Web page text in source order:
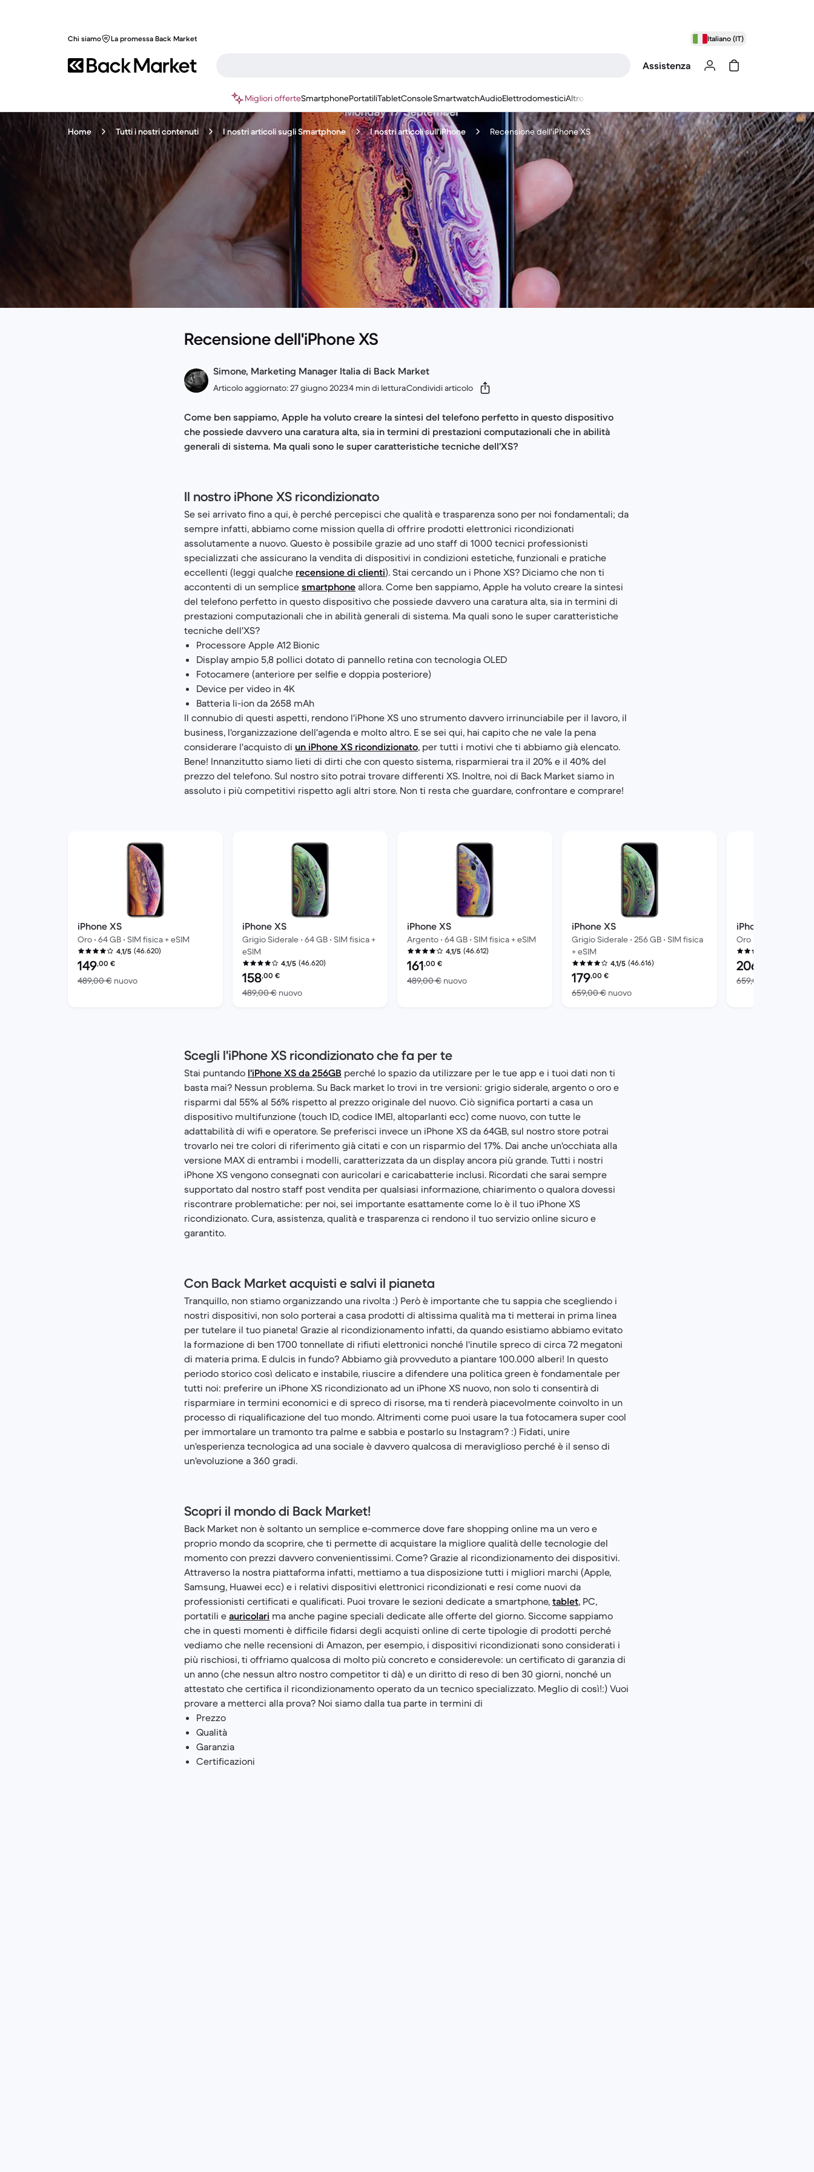
Chi siamo La promessa Back Market Italiano (IT)
Assistenza
Migliori offerteSmartphonePortatiliTabletConsoleSmartwatchAudioElettrodomesticiAltro
Home Tutti i nostri contenuti I nostri articoli sugli Smartphone I nostri articoli sull'iPhone Recensione dell'iPhone XS
Recensione dell'iPhone XS
Simone, Marketing Manager Italia di Back Market
Articolo aggiornato: 27 giugno 20234 min di letturaCondividi articolo
Come ben sappiamo, Apple ha voluto creare la sintesi del telefono perfetto in questo dispositivo
che possiede davvero una caratura alta, sia in termini di prestazioni computazionali che in abilità
generali di sistema. Ma quali sono le super caratteristiche tecniche dell'XS?
Il nostro iPhone XS ricondizionato
Se sei arrivato fino a qui, è perché percepisci che qualità e trasparenza sono per noi fondamentali; da
sempre infatti, abbiamo come mission quella di offrire prodotti elettronici ricondizionati
assolutamente a nuovo. Questo è possibile grazie ad uno staff di 1000 tecnici professionisti
specializzati che assicurano la vendita di dispositivi in condizioni estetiche, funzionali e pratiche
eccellenti (leggi qualche recensione di clienti). Stai cercando un i Phone XS? Diciamo che non ti
accontenti di un semplice smartphone allora. Come ben sappiamo, Apple ha voluto creare la sintesi
del telefono perfetto in questo dispositivo che possiede davvero una caratura alta, sia in termini di
prestazioni computazionali che in abilità generali di sistema. Ma quali sono le super caratteristiche
tecniche dell'XS?
Processore Apple A12 Bionic
Display ampio 5,8 pollici dotato di pannello retina con tecnologia OLED
Fotocamere (anteriore per selfie e doppia posteriore)
Device per video in 4K
Batteria li-ion da 2658 mAh
Il connubio di questi aspetti, rendono l'iPhone XS uno strumento davvero irrinunciabile per il lavoro, il
business, l'organizzazione dell'agenda e molto altro. E se sei qui, hai capito che ne vale la pena
considerare l'acquisto di un iPhone XS ricondizionato, per tutti i motivi che ti abbiamo già elencato.
Bene! Innanzitutto siamo lieti di dirti che con questo sistema, risparmierai tra il 20% e il 40% del
prezzo del telefono. Sul nostro sito potrai trovare differenti XS. Inoltre, noi di Back Market siamo in
assoluto i più competitivi rispetto agli altri store. Non ti resta che guardare, confrontare e comprare!
iPhone XS
Oro • 64 GB • SIM fisica + eSIM
4,1/5 (46.620)
Prezzo del ricondizionato:
149,00 €
489,00 € nuovoRispetto a 489,00 € del nuovo
iPhone XS
Grigio Siderale • 64 GB • SIM fisica +
eSIM
4,1/5 (46.620)
Prezzo del ricondizionato:
158,00 €
489,00 € nuovoRispetto a 489,00 € del nuovo
iPhone XS
Argento • 64 GB • SIM fisica + eSIM
4,1/5 (46.612)
Prezzo del ricondizionato:
161,00 €
489,00 € nuovoRispetto a 489,00 € del nuovo
iPhone XS
Grigio Siderale • 256 GB • SIM fisica
+ eSIM
4,1/5 (46.616)
Prezzo del ricondizionato:
179,00 €
659,00 € nuovoRispetto a 659,00 € del nuovo
iPhone XS
Oro • 256 GB • SIM
Prezzo del
206
659,00 €
Scegli l'iPhone XS ricondizionato che fa per te
Stai puntando l'iPhone XS da 256GB perché lo spazio da utilizzare per le tue app e i tuoi dati non ti
basta mai? Nessun problema. Su Back market lo trovi in tre versioni: grigio siderale, argento o oro e
risparmi dal 55% al 56% rispetto al prezzo originale del nuovo. Ciò significa portarti a casa un
dispositivo multifunzione (touch ID, codice IMEI, altoparlanti ecc) come nuovo, con tutte le
adattabilità di wifi e operatore. Se preferisci invece un iPhone XS da 64GB, sul nostro store potrai
trovarlo nei tre colori di riferimento già citati e con un risparmio del 17%. Dai anche un'occhiata alla
versione MAX di entrambi i modelli, caratterizzata da un display ancora più grande. Tutti i nostri
iPhone XS vengono consegnati con auricolari e caricabatterie inclusi. Ricordati che sarai sempre
supportato dal nostro staff post vendita per qualsiasi informazione, chiarimento o qualora dovessi
riscontrare problematiche: per noi, sei importante esattamente come lo è il tuo iPhone XS
ricondizionato. Cura, assistenza, qualità e trasparenza ci rendono il tuo servizio online sicuro e
garantito.
Con Back Market acquisti e salvi il pianeta
Tranquillo, non stiamo organizzando una rivolta :) Però è importante che tu sappia che scegliendo i
nostri dispositivi, non solo porterai a casa prodotti di altissima qualità ma ti metterai in prima linea
per tutelare il tuo pianeta! Grazie al ricondizionamento infatti, da quando esistiamo abbiamo evitato
la formazione di ben 1700 tonnellate di rifiuti elettronici nonché l'inutile spreco di circa 72 megatoni
di materia prima. E dulcis in fundo? Abbiamo già provveduto a piantare 100.000 alberi! In questo
periodo storico così delicato e instabile, riuscire a difendere una politica green è fondamentale per
tutti noi: preferire un iPhone XS ricondizionato ad un iPhone XS nuovo, non solo ti consentirà di
risparmiare in termini economici e di spreco di risorse, ma ti renderà piacevolmente coinvolto in un
processo di riqualificazione del tuo mondo. Altrimenti come puoi usare la tua fotocamera super cool
per immortalare un tramonto tra palme e sabbia e postarlo su Instagram? :) Fidati, unire
un'esperienza tecnologica ad una sociale è davvero qualcosa di meraviglioso perché è il senso di
un'evoluzione a 360 gradi.
Scopri il mondo di Back Market!
Back Market non è soltanto un semplice e-commerce dove fare shopping online ma un vero e
proprio mondo da scoprire, che ti permette di acquistare la migliore qualità delle tecnologie del
momento con prezzi davvero convenientissimi. Come? Grazie al ricondizionamento dei dispositivi.
Attraverso la nostra piattaforma infatti, mettiamo a tua disposizione tutti i migliori marchi (Apple,
Samsung, Huawei ecc) e i relativi dispositivi elettronici ricondizionati e resi come nuovi da
professionisti certificati e qualificati. Puoi trovare le sezioni dedicate a smartphone, tablet, PC,
portatili e auricolari ma anche pagine speciali dedicate alle offerte del giorno. Siccome sappiamo
che in questi momenti è difficile fidarsi degli acquisti online di certe tipologie di prodotti perché
vediamo che nelle recensioni di Amazon, per esempio, i dispositivi ricondizionati sono considerati i
più rischiosi, ti offriamo qualcosa di molto più concreto e considerevole: un certificato di garanzia di
un anno (che nessun altro nostro competitor ti dà) e un diritto di reso di ben 30 giorni, nonché un
attestato che certifica il ricondizionamento operato da un tecnico specializzato. Meglio di così!:) Vuoi
provare a metterci alla prova? Noi siamo dalla tua parte in termini di
Prezzo
Qualità
Garanzia
Certificazioni